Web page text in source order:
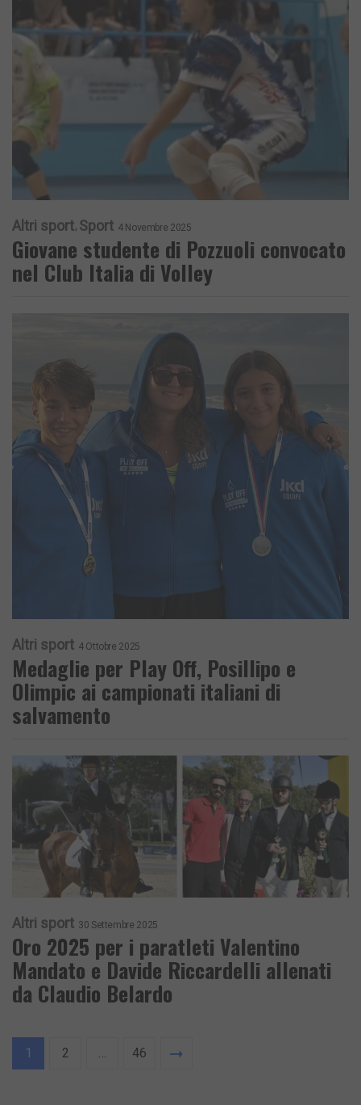
Altri sport Sport 4 Novembre 2025
Giovane studente di Pozzuoli convocato
nel Club Italia di Volley
Altri sport 4 Ottobre 2025
Medaglie per Play Off, Posillipo e
Olimpic ai campionati italiani di
salvamento
Altri sport 30 Settembre 2025
Oro 2025 per i paratleti Valentino
Mandato e Davide Riccardelli allenati
da Claudio Belardo
1 2 … 46